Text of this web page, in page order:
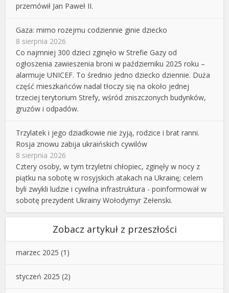
przemówił Jan Paweł II.
Gaza: mimo rozejmu codziennie ginie dziecko
8 sierpnia 2026
Co najmniej 300 dzieci zginęło w Strefie Gazy od
ogłoszenia zawieszenia broni w październiku 2025 roku –
alarmuje UNICEF. To średnio jedno dziecko dziennie. Duża
część mieszkańców nadal tłoczy się na około jednej
trzeciej terytorium Strefy, wśród zniszczonych budynków,
gruzów i odpadów.
Trzylatek i jego dziadkowie nie żyją, rodzice i brat ranni.
Rosja znowu zabija ukraińskich cywilów
8 sierpnia 2026
Cztery osoby, w tym trzyletni chłopiec, zginęły w nocy z
piątku na sobotę w rosyjskich atakach na Ukrainę; celem
byli zwykli ludzie i cywilna infrastruktura - poinformował w
sobotę prezydent Ukrainy Wołodymyr Zełenski.
Zobacz artykuł z przeszłości
marzec 2025 (1)
styczeń 2025 (2)